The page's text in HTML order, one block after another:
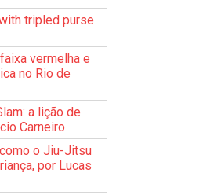
tripled purse
vermelha e
no Rio de
a lição de
Carneiro
o Jiu-Jitsu
por Lucas